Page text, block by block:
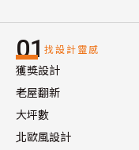
01 找設計靈感
獲獎設計
老屋翻新
大坪數
北歐風設計